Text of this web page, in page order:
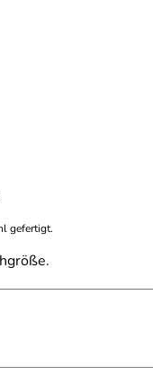
gefertigt.